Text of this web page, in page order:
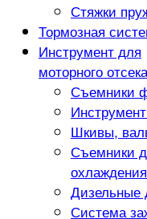
Стяжки
Тормозная
Инструмент для
моторного отсека
Съемники
Шкивы,
Съемники
охлаждения
Дизельные
Система